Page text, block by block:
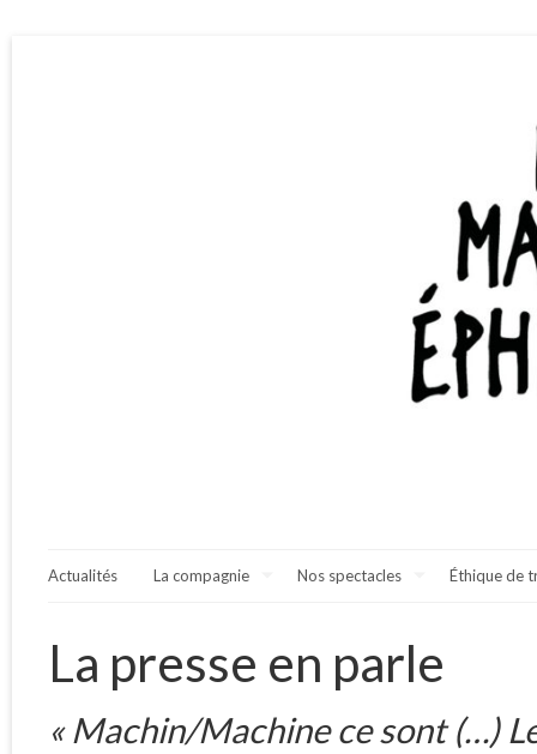
Actualités La compagnie Nos spectacles Éthique de
La presse en parle
« Machin/Machine ce sont (…)